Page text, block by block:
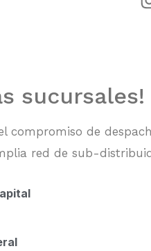
sucursales!
compromiso de
red de sub-